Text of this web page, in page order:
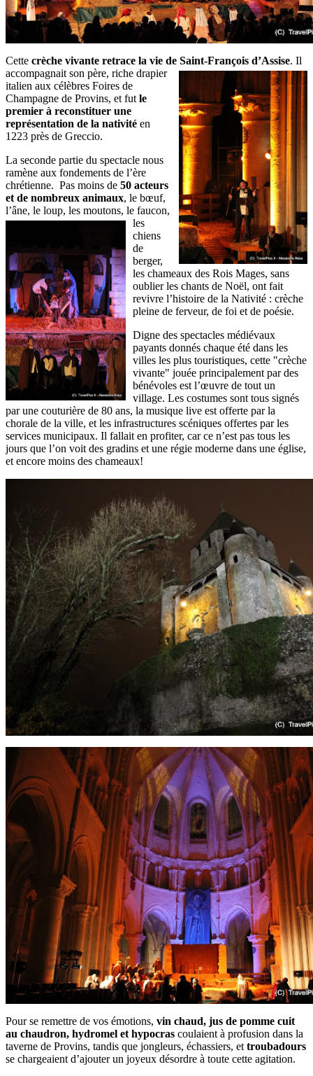
Cette crèche vivante retrace la vie de Saint-François d’Assise. Il
accompagnait son père, riche drapier
italien aux célèbres Foires de
Champagne de Provins, et fut le
premier à reconstituer une
représentation de la nativité en
1223 près de Greccio.
La seconde partie du spectacle nous
ramène aux fondements de l’ère
chrétienne. Pas moins de 50 acteurs
et de nombreux animaux, le bœuf,
l’âne, le loup, les moutons, le faucon,
les
chiens
de
berger,
les chameaux des Rois Mages, sans
oublier les chants de Noël, ont fait
revivre l’histoire de la Nativité : crèche
pleine de ferveur, de foi et de poésie.
Digne des spectacles médiévaux
payants donnés chaque été dans les
villes les plus touristiques, cette "crèche
vivante" jouée principalement par des
bénévoles est l’œuvre de tout un
village. Les costumes sont tous signés
par une couturière de 80 ans, la musique live est offerte par la
chorale de la ville, et les infrastructures scéniques offertes par les
services municipaux. Il fallait en profiter, car ce n’est pas tous les
jours que l’on voit des gradins et une régie moderne dans une église,
et encore moins des chameaux!
Pour se remettre de vos émotions, vin chaud, jus de pomme cuit
au chaudron, hydromel et hypocras coulaient à profusion dans la
taverne de Provins, tandis que jongleurs, échassiers, et troubadours
se chargeaient d’ajouter un joyeux désordre à toute cette agitation.